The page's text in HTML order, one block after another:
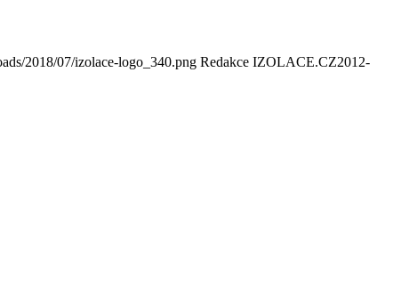
2018/07/izolace-logo_340.png Redakce IZOLACE.CZ2012-